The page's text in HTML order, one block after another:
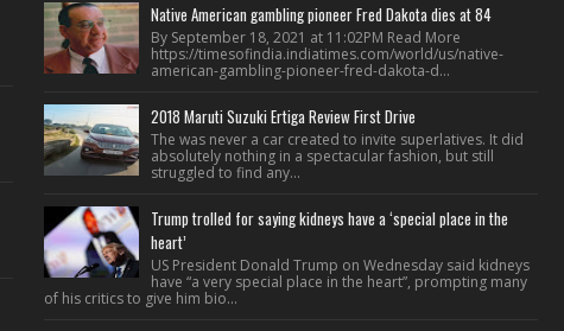
Native American gambling pioneer Fred Dakota dies at 84
By September 18, 2021 at 11:02PM Read More
https://timesofindia.indiatimes.com/world/us/native-
american-gambling-pioneer-fred-dakota-d...
2018 Maruti Suzuki Ertiga Review First Drive
The was never a car created to invite superlatives. It did
absolutely nothing in a spectacular fashion, but still
struggled to find any...
Trump trolled for saying kidneys have a ‘special place in the
heart’
US President Donald Trump on Wednesday said kidneys
have “a very special place in the heart”, prompting many
of his critics to give him bio...